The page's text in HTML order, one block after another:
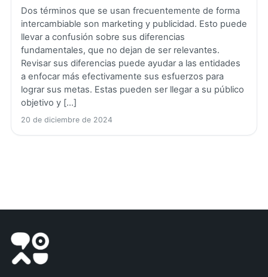
Dos términos que se usan frecuentemente de forma
intercambiable son marketing y publicidad. Esto puede
llevar a confusión sobre sus diferencias
fundamentales, que no dejan de ser relevantes.
Revisar sus diferencias puede ayudar a las entidades
a enfocar más efectivamente sus esfuerzos para
lograr sus metas. Estas pueden ser llegar a su público
objetivo y […]
20 de diciembre de 2024